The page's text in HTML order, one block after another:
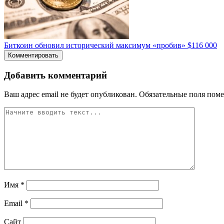
Биткоин обновил исторический максимум «пробив» $116 000
Комментировать
Добавить комментарий
Ваш адрес email не будет опубликован. Обязательные поля
Имя *
Email *
Сайт